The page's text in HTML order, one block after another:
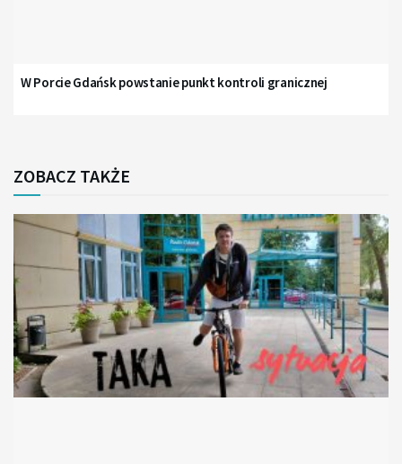
W Porcie Gdańsk powstanie punkt kontroli granicznej
ZOBACZ TAKŻE